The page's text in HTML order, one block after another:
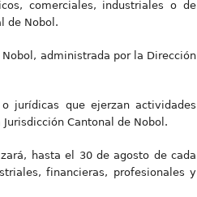
comerciales, industriales o de
de Nobol.
administrada por la Dirección
jurídicas que ejerzan actividades
Cantonal de Nobol.
hasta el 30 de agosto de cada
financieras, profesionales y